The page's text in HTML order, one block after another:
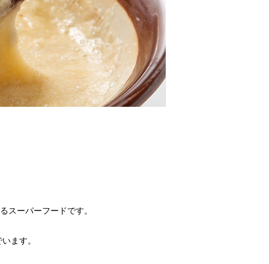
スーパーフードです。
ます。